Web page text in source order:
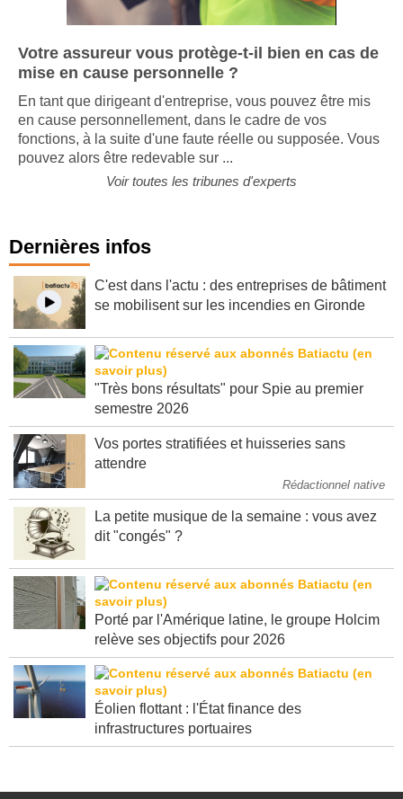
Votre assureur vous protège-t-il bien en cas de
mise en cause personnelle ?
En tant que dirigeant d'entreprise, vous pouvez être mis
en cause personnellement, dans le cadre de vos
fonctions, à la suite d'une faute réelle ou supposée. Vous
pouvez alors être redevable sur ...
Voir toutes les tribunes d'experts
Dernières infos
C'est dans l'actu : des entreprises de bâtiment
se mobilisent sur les incendies en Gironde
"Très bons résultats" pour Spie au premier
semestre 2026
Vos portes stratifiées et huisseries sans
attendre
Rédactionnel native
La petite musique de la semaine : vous avez
dit "congés" ?
Porté par l'Amérique latine, le groupe Holcim
relève ses objectifs pour 2026
Éolien flottant : l'État finance des
infrastructures portuaires